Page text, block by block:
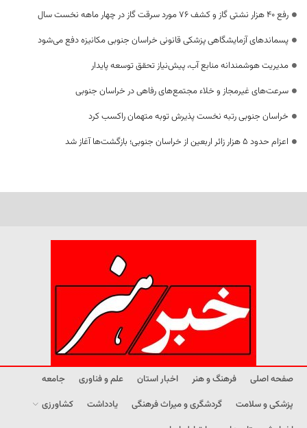
رفع 40 هزار نشتی گاز و کشف 76 مورد سرقت گاز در چهار ماهه نخست سال
پسماندهای آزمایشگاهی پزشکی قانونی خراسان جنوبی مکانیزه دفع می‌شود
مدیریت هوشمندانه منابع آب، پیش‌نیاز تحقق توسعه پایدار
سرعت‌های غیرمجاز و خلاء مجتمع‌های رفاهی در خراسان جنوبی
خراسان جنوبی رتبه نخست پذیرش توبه متهمان راکسب کرد
اعزام حدود 5 هزار زائر اربعین از خراسان جنوبی؛ بازگشت‌ها آغاز شد
صفحه اصلی فرهنگ و هنر اخبار استان علم و فناوری
جامعه
پزشکی و سلامت
گردشگری و میراث فرهنگی یادداشت
کشاورزی